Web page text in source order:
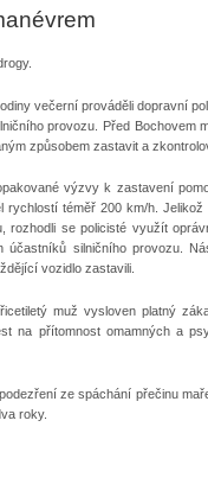
večerní prováděli dopravní
provozu. Před Bochovem
způsobem zastavit a
výzvy k zastavení
téměř 200 km/h.
rozhodli se policisté využít
silničního provozu.
vozidlo zastavili.
muž vysloven platný
na přítomnost omamných a
ze spáchání přečinu
roky.